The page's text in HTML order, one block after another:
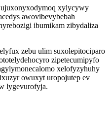
ujuxonyxodymoq xylycywy
awovibevybebah
ibumikam zibydaliza
zebu ulim suxolepitociparo
zipetecumipyfo
xelofyzyhuhy
owuxyt uropojutep ev
lygevurofyja.